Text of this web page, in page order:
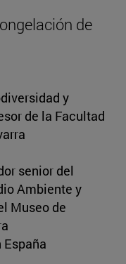
de
y
de la Facultad
senior del
Ambiente y
Museo de